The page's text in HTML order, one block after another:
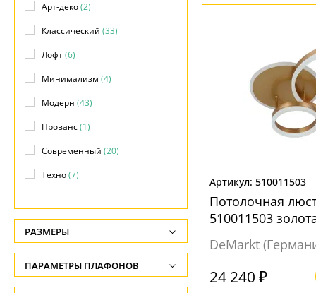
510011503
Потолочная
510011503
DeMarkt
24 240 ₽
Арт-деко(2)
Классический (33)
Лофт(6)
Минимализм (4)
Модерн (43)
Прованс(1)
Современный (20)
Техно(7)
Хай-тек(6)
Яркое и цветное(1)
РАЗМЕРЫ
Высота, см
-
ПАРАМЕТРЫ ПЛАФОНОВ